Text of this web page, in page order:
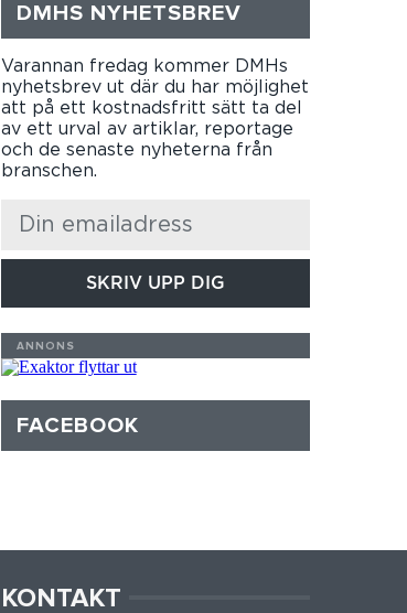
DMHS NYHETSBREV
Varannan fredag kommer DMHs
nyhetsbrev ut där du har möjlighet
att på ett kostnadsfritt sätt ta del
av ett urval av artiklar, reportage
och de senaste nyheterna från
branschen.
SKRIV UPP DIG
FACEBOOK
KONTAKT